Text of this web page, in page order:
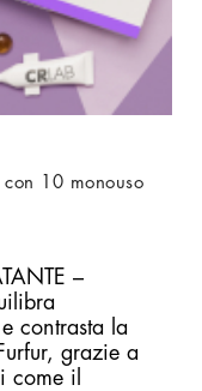
con 10 monouso
–
contrasta la
grazie a
come il